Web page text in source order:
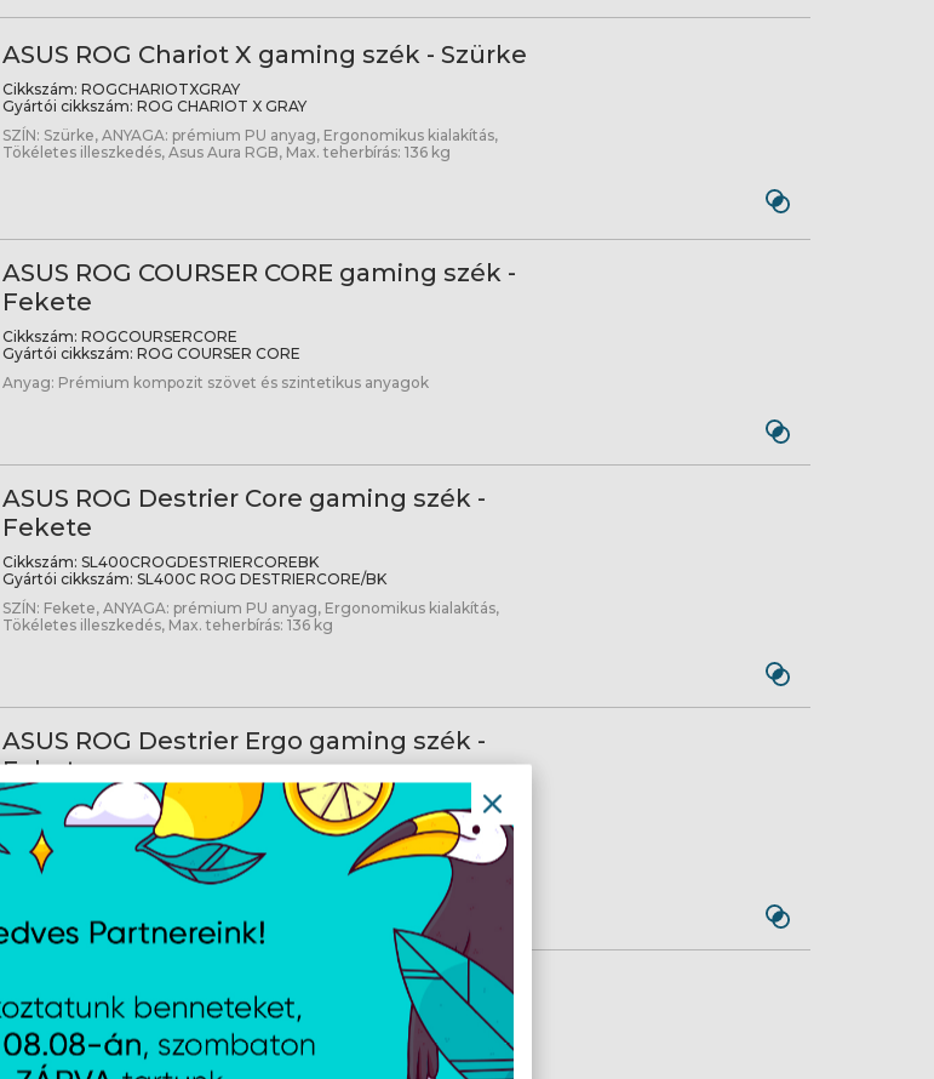
ASUS ROG Chariot X gaming szék - Szürke
Cikkszám: ROGCHARIOTXGRAY
Gyártói cikkszám: ROG CHARIOT X GRAY
SZÍN: Szürke, ANYAGA: prémium PU anyag, Ergonomikus kialakítás,
Tökéletes illeszkedés, Asus Aura RGB, Max. teherbírás: 136 kg
ASUS ROG COURSER CORE gaming szék -
Fekete
Cikkszám: ROGCOURSERCORE
Gyártói cikkszám: ROG COURSER CORE
Anyag: Prémium kompozit szövet és szintetikus anyagok
ASUS ROG Destrier Core gaming szék -
Fekete
Cikkszám: SL400CROGDESTRIERCOREBK
Gyártói cikkszám: SL400C ROG DESTRIERCORE/BK
SZÍN: Fekete, ANYAGA: prémium PU anyag, Ergonomikus kialakítás,
Tökéletes illeszkedés, Max. teherbírás: 136 kg
ASUS ROG Destrier Ergo gaming szék -
Fekete
Cikkszám:ROGDESTRIERERGO
Gyártói cikkszám:ROG DESTRIER ERGO
SZÍN: fekete, ANYAGA: prémium PU anyag, Ergonomikus kialakítás,
Tökéletes illeszkedés, Max. teherbírás: 150 kg
Asus ROG RAIKIRI II Xbox WL vezeték
nélküli kontroller
Cikkszám:ROGRAIKIRIIIXBOXWL
Gyártói cikkszám:
ROG RAIKIRI II XBOXWL